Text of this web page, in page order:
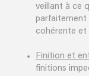
veillant à ce
parfaitement
cohérente et
Finition et
finitions